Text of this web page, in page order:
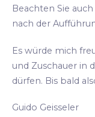
Beachten Sie
nach der
Es würde mich
und Zuschauer in
dürfen. Bis bald
Guido Geisseler